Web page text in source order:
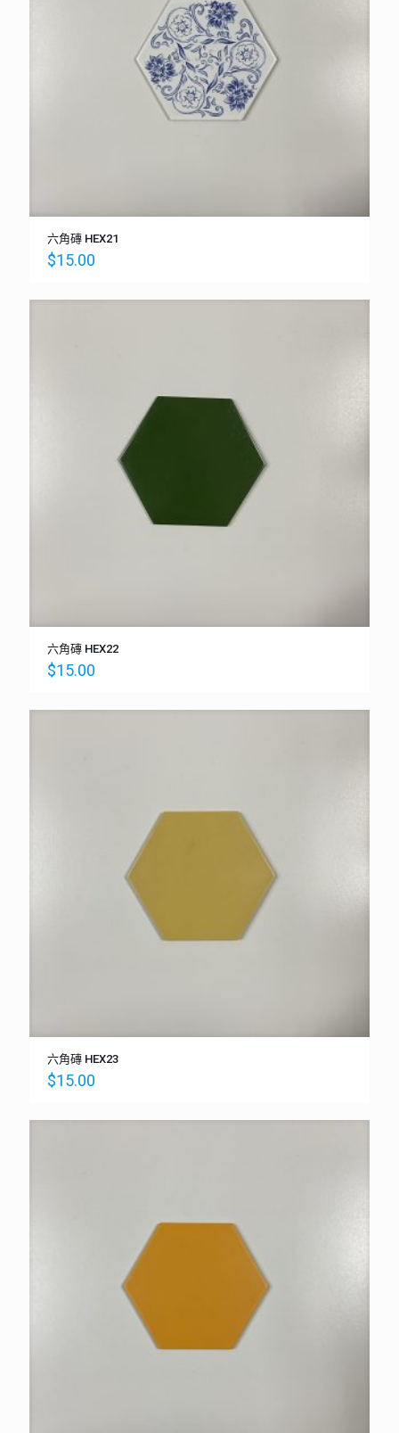
六角磚 HEX21
$15.00
六角磚 HEX22
$15.00
六角磚 HEX23
$15.00